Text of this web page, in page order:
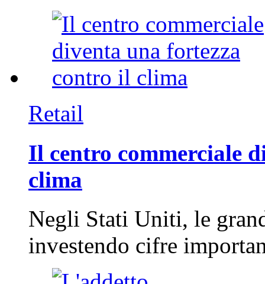
Retail
Il centro commerciale
clima
Negli Stati Uniti, le
investendo cifre